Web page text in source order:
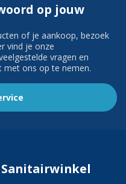
op jouw
of je aankoop, bezoek
vind je onze
vragen en
met ons op te nemen.
Sanitairwinkel